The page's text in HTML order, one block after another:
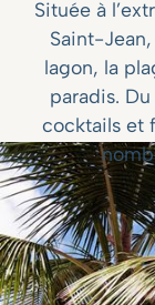
Située à
Saint-
lagon, la
paradis.
cocktails et